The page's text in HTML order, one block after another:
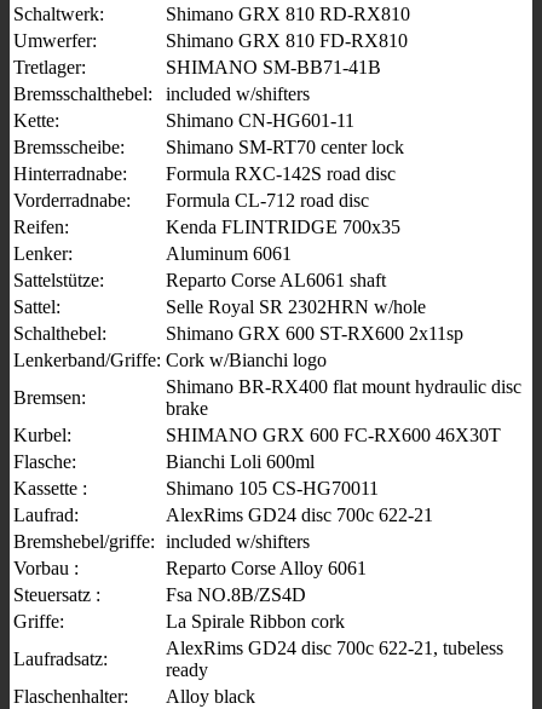
Schaltwerk:
Shimano GRX 810 RD-RX810
Umwerfer:
Shimano GRX 810 FD-RX810
Tretlager:
SHIMANO SM-BB71-41B
Bremsschalthebel:
included w/shifters
Kette:
Shimano CN-HG601-11
Bremsscheibe:
Shimano SM-RT70 center lock
Hinterradnabe:
Formula RXC-142S road disc
Vorderradnabe:
Formula CL-712 road disc
Reifen:
Kenda FLINTRIDGE 700x35
Lenker:
Aluminum 6061
Sattelstütze:
Reparto Corse AL6061 shaft
Sattel:
Selle Royal SR 2302HRN w/hole
Schalthebel:
Shimano GRX 600 ST-RX600 2x11sp
Lenkerband/Griffe: Cork w/Bianchi logo
Bremsen:
Shimano BR-RX400 flat mount hydraulic disc
brake
Kurbel:
SHIMANO GRX 600 FC-RX600 46X30T
Flasche:
Bianchi Loli 600ml
Kassette :
Shimano 105 CS-HG70011
Laufrad:
AlexRims GD24 disc 700c 622-21
Bremshebel/griffe: included w/shifters
Vorbau :
Reparto Corse Alloy 6061
Steuersatz :
Fsa NO.8B/ZS4D
Griffe:
La Spirale Ribbon cork
Laufradsatz:
AlexRims GD24 disc 700c 622-21, tubeless
ready
Flaschenhalter:
Alloy black